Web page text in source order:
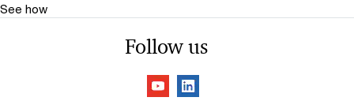
See how
Follow us